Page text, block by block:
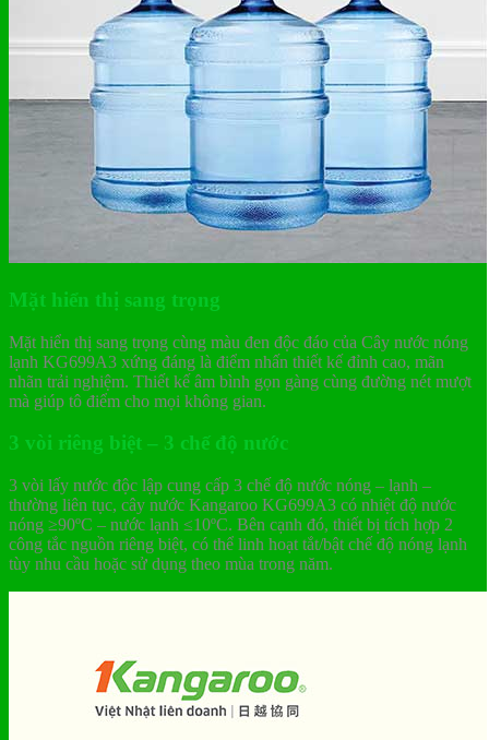
Mặt hiển thị sang trọng
Mặt hiển thị sang trọng cùng màu đen độc đáo của Cây nước nóng
lạnh KG699A3 xứng đáng là điểm nhấn thiết kế đỉnh cao, mãn
nhãn trải nghiệm. Thiết kế âm bình gọn gàng cùng đường nét mượt
mà giúp tô điểm cho mọi không gian.
3 vòi riêng biệt – 3 chế độ nước
3 vòi lấy nước độc lập cung cấp 3 chế độ nước nóng – lạnh –
thường liên tục, cây nước Kangaroo KG699A3 có nhiệt độ nước
nóng ≥90ºC – nước lạnh ≤10ºC. Bên cạnh đó, thiết bị tích hợp 2
công tắc nguồn riêng biệt, có thể linh hoạt tắt/bật chế độ nóng lạnh
tùy nhu cầu hoặc sử dụng theo mùa trong năm.